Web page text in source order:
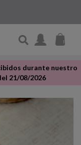
durante nuestro
21/08/2026